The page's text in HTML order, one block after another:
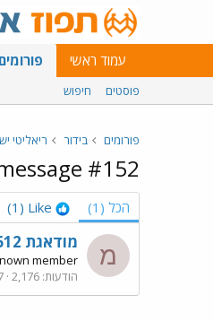
עמוד ראשי פורומים
פוסטים חיפוש
פורומים בידור ריאליטי
#152
הכל (1)
Like
(1)
מ מודאגת 1612
member
הודעות 2,176